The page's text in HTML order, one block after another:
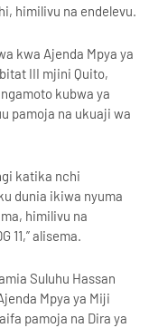
himilivu na endelevu.
kwa Ajenda Mpya ya
III mjini Quito,
kubwa ya
pamoja na ukuaji wa
katika nchi
dunia ikiwa nyuma
himilivu na
11,” alisema.
Suluhu Hassan
Mpya ya Miji
pamoja na Dira ya